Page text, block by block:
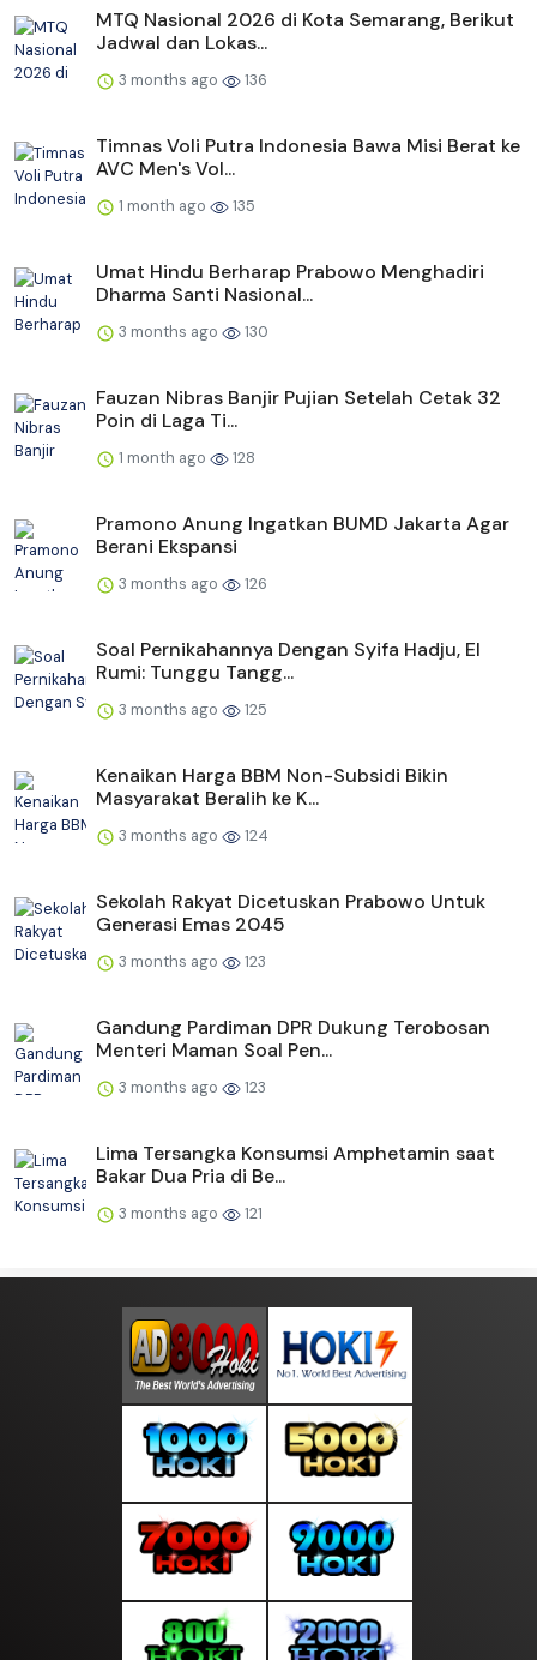
MTQ Nasional 2026 di Kota Semarang, Berikut
Jadwal dan Lokas...
3 months ago 136
Timnas Voli Putra Indonesia Bawa Misi Berat ke
AVC Men's Vol...
1 month ago 135
Umat Hindu Berharap Prabowo Menghadiri
Dharma Santi Nasional...
3 months ago 130
Fauzan Nibras Banjir Pujian Setelah Cetak 32
Poin di Laga Ti...
1 month ago 128
Pramono Anung Ingatkan BUMD Jakarta Agar
Berani Ekspansi
3 months ago 126
Soal Pernikahannya Dengan Syifa Hadju, El
Rumi: Tunggu Tangg...
3 months ago 125
Kenaikan Harga BBM Non-Subsidi Bikin
Masyarakat Beralih ke K...
3 months ago 124
Sekolah Rakyat Dicetuskan Prabowo Untuk
Generasi Emas 2045
3 months ago 123
Gandung Pardiman DPR Dukung Terobosan
Menteri Maman Soal Pen...
3 months ago 123
Lima Tersangka Konsumsi Amphetamin saat
Bakar Dua Pria di Be...
3 months ago 121